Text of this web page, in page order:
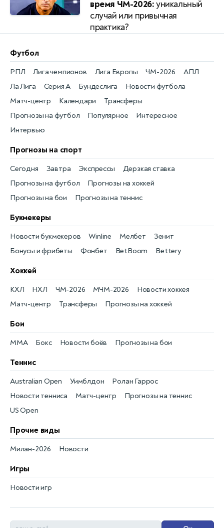
время ЧМ-2026:уникальный
случай или привычная
практика?
Футбол
Новости футбола
РПЛ
Матч-центр
Лига чемпионов
Календари
Лига Европы
Трансферы
ЧМ-2026
Прогнозы на футбол
АПЛ
Популярное
Ла Лига
Интересное
Серия А
Интервью
Бундеслига
Прогнозы на спорт
Прогнозы на футбол
Сегодня
Прогнозы на хоккей
Завтра
Прогнозы на бои
Экспрессы
Прогнозы на теннис
Дерзкая ставка
Букмекеры
Бонусы и фрибеты
Новости букмекеров
Фонбет
Winline
BetBoom
Мелбет
Bettery
Зенит
Хоккей
Новости хоккея
КХЛ
Матч-центр
НХЛ
Трансферы
ЧМ-2026
Прогнозы на хоккей
МЧМ-2026
Бои
Новости боёв
MMA Прогнозы на бои
Бокс
Теннис
Новости тенниса
Australian Open
Матч-центр
Уимблдон
Прогнозы на теннис
Ролан Гаррос
US Open
Прочие виды
Новости
Милан-2026
Игры
Новости игр